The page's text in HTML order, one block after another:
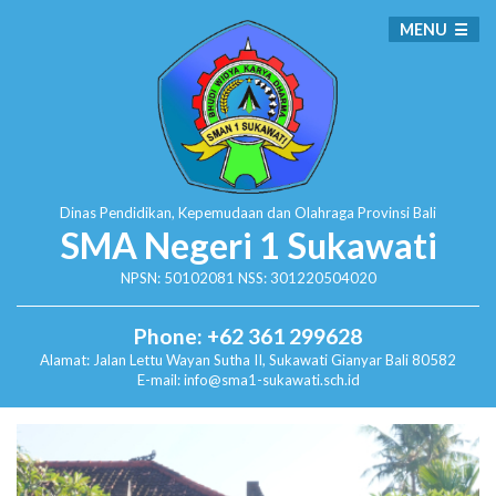
Dinas Pendidikan, Kepemudaan dan Olahraga Provinsi Bali
SMA Negeri 1 Sukawati
NPSN: 50102081 NSS: 301220504020
Phone: +62 361 299628
Alamat: Jalan Lettu Wayan Sutha II, SukawatiGianyar Bali 80582
E-mail: info@sma1-sukawati.sch.id
MENU